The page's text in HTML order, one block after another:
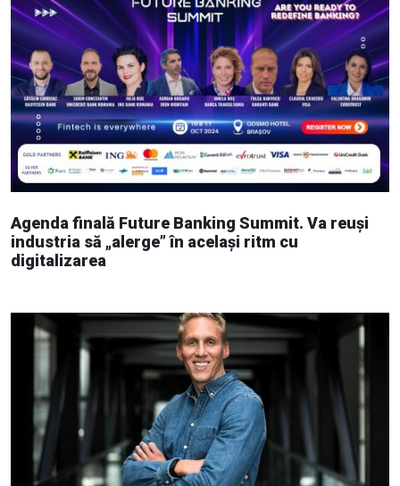
Agenda finală Future Banking Summit. Va reuși
industria să „alerge” în același ritm cu
digitalizarea